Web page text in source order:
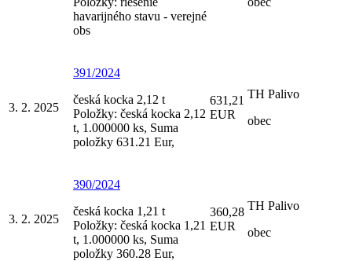
havarijného stavu - verejné
obs
3. 2. 2025
391/2024
česká kocka 2,12 t
Položky: česká kocka 2,12
t, 1.000000 ks, Suma
položky 631.21 Eur,
631,21
EUR
TH Palivo
obec
3. 2. 2025
390/2024
česká kocka 1,21 t
Položky: česká kocka 1,21
t, 1.000000 ks, Suma
položky 360.28 Eur,
360,28
EUR
TH Palivo
obec